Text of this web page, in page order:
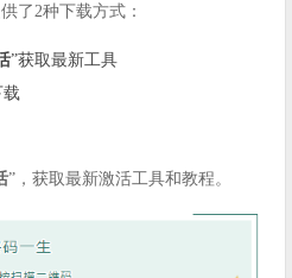
了2种下载方式：
”获取最新工具
”，获取最新激活工具和教程。